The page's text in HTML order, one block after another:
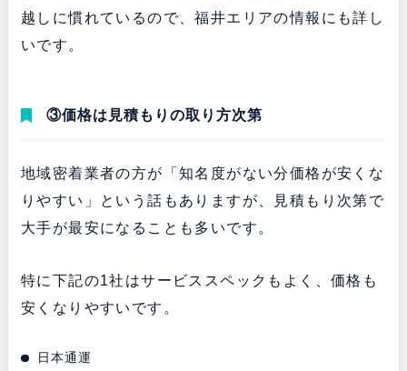
越しに慣れているので、福井エリアの情報にも詳し
いです。
③価格は見積もりの取り方次第
地域密着業者の方が「知名度がない分価格が安くな
りやすい」という話もありますが、見積もり次第で
大手が最安になることも多いです。
特に下記の1社はサービススペックもよく、価格も
安くなりやすいです。
日本通運